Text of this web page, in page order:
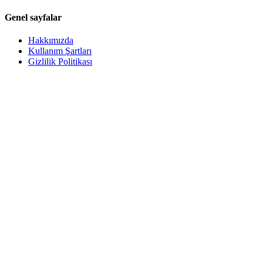
Genel sayfalar
Hakkımızda
Kullanım Şartları
Gizlilik Politikası